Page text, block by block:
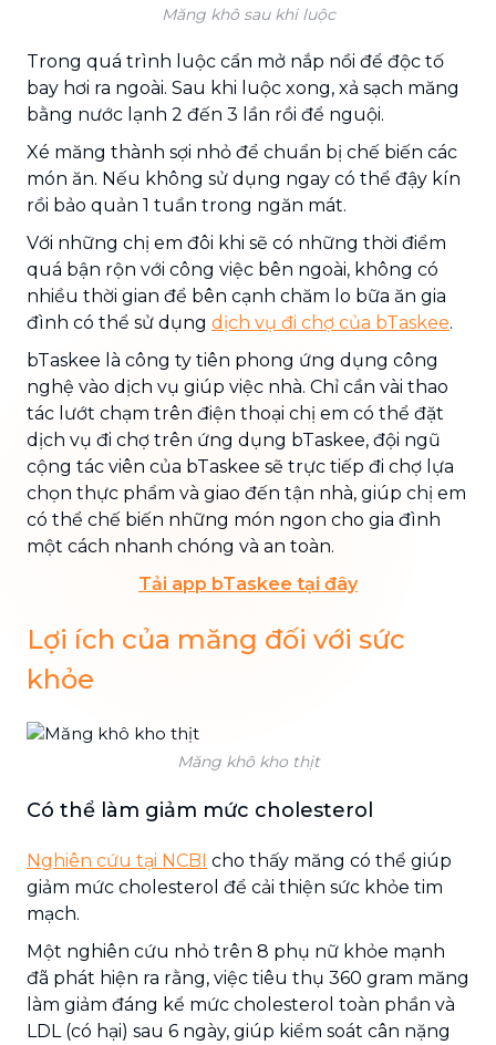
Măng khô sau khi luộc
Trong quá trình luộc cẩn mở nắp nồi để độc tố
bay hơi ra ngoài. Sau khi luộc xong, xả sạch măng
bằng nước lạnh 2 đến 3 lần rồi để nguội.
Xé măng thành sợi nhỏ để chuẩn bị chế biến các
món ăn. Nếu không sử dụng ngay có thể đậy kín
rồi bảo quản 1 tuần trong ngăn mát.
Với những chị em đôi khi sẽ có những thời điểm
quá bận rộn với công việc bên ngoài, không có
nhiều thời gian để bên cạnh chăm lo bữa ăn gia
đình có thể sử dụng dịch vụ đi chợ của bTaskee.
bTaskee là công ty tiên phong ứng dụng công
nghệ vào dịch vụ giúp việc nhà. Chỉ cần vài thao
tác lướt chạm trên điện thoại chị em có thể đặt
dịch vụ đi chợ trên ứng dụng bTaskee, đội ngũ
cộng tác viên của bTaskee sẽ trực tiếp đi chợ lựa
chọn thực phẩm và giao đến tận nhà, giúp chị em
có thể chế biến những món ngon cho gia đình
một cách nhanh chóng và an toàn.
Tải app bTaskee tại đây
Lợi ích của măng đối với sức
khỏe
Măng khô kho thịt
Có thể làm giảm mức cholesterol
Nghiên cứu tại NCBI cho thấy măng có thể giúp
giảm mức cholesterol để cải thiện sức khỏe tim
mạch.
Một nghiên cứu nhỏ trên 8 phụ nữ khỏe mạnh
đã phát hiện ra rằng, việc tiêu thụ 360 gram măng
làm giảm đáng kể mức cholesterol toàn phần và
LDL (có hại) sau 6 ngày, giúp kiểm soát cân nặng